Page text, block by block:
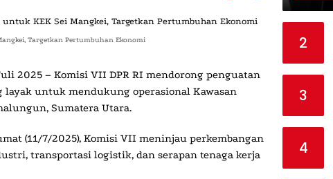
Targetkan Pertumbuhan Ekonomi
2025 – Komisi VII DPR RI mendorong penguatan
untuk mendukung operasional Kawasan
Sumatera Utara.
(11/7/2025), Komisi VII meninjau perkembangan
transportasi logistik, dan serapan tenaga kerja
2
3
4